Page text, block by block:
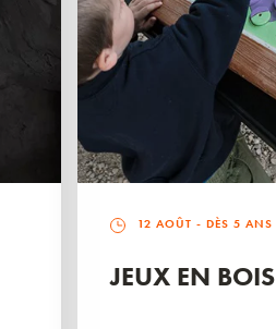
12 AOÛT - DÈS 5 ANS
JEUX EN BOIS